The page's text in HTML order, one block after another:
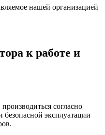
нашей организацией
к работе и
согласно
эксплуатации